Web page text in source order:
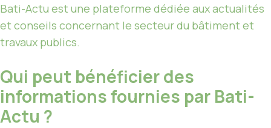
Bati-Actu est une plateforme dédiée aux actualités
et conseils concernant le secteur du bâtiment et
travaux publics.
Qui peut bénéficier des
informations fournies par Bati-
Actu ?